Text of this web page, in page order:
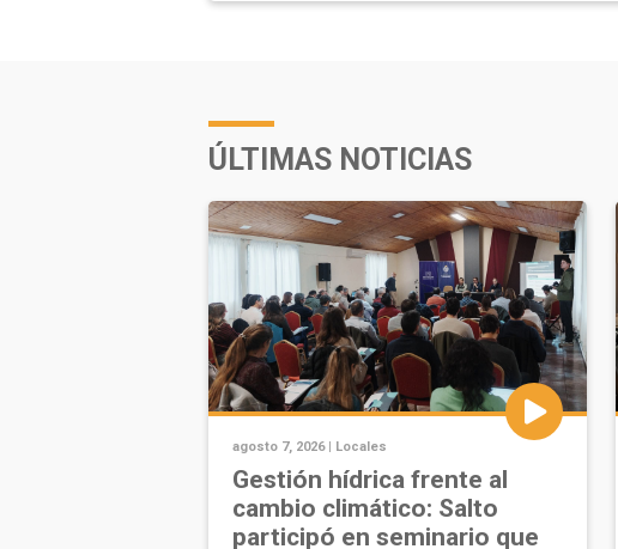
ÚLTIMAS NOTICIAS
agosto 7, 2026 | Locales
Gestión hídrica frente al
cambio climático: Salto
participó en seminario que